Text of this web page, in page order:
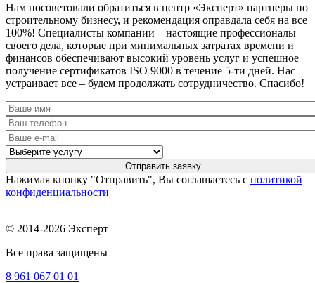
Нам посоветовали обратиться в центр «Эксперт» партнеры по
строительному бизнесу, и рекомендация оправдала себя на все
100%! Специалисты компании – настоящие профессионалы
своего дела, которые при минимальных затратах времени и
финансов обеспечивают высокий уровень услуг и успешное
получение сертификатов ISO 9000 в течение 5-ти дней. Нас
устраивает все – будем продолжать сотрудничество. Спасибо!
Нажимая кнопку "Отправить", Вы соглашаетесь с политикой
конфиденциальности
© 2014-2026 Эксперт
Все права защищены
8 961 067 01 01